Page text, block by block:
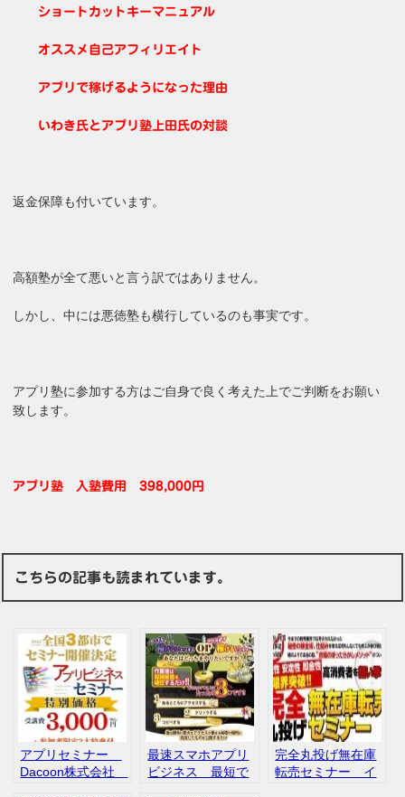
ショートカットキーマニュアル
オススメ自己アフィリエイト
アプリで稼げるようになった理由
いわき氏とアプリ塾上田氏の対談
返金保障も付いています。
高額塾が全て悪いと言う訳ではありません。
しかし、中には悪徳塾も横行しているのも事実です。
アプリ塾に参加する方はご自身で良く考えた上でご判断をお願い
致します。
アプリ塾 入塾費用 398,000円
こちらの記事も読まれています。
アプリセミナー
Dacoon株式会社
最速スマホアプリ
ビジネス 最短で
完全丸投げ無在庫
転売セミナー イ